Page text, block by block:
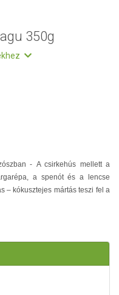
350g
- A csirkehús mellett a
a spenót és a lencse
– kókusztejes mártás teszi fel a